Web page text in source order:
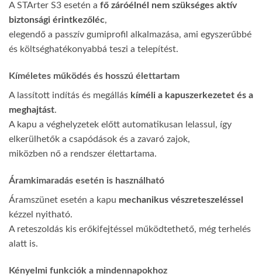
A STArter S3 esetén a fő záróélnél nem szükséges aktív
biztonsági érintkezőléc,
elegendő a passzív gumiprofil alkalmazása, ami egyszerűbbé
és költséghatékonyabbá teszi a telepítést.
Kíméletes működés és hosszú élettartam
A lassított indítás és megállás kíméli a kapuszerkezetet és a
meghajtást.
A kapu a véghelyzetek előtt automatikusan lelassul, így
elkerülhetők a csapódások és a zavaró zajok,
miközben nő a rendszer élettartama.
Áramkimaradás esetén is használható
Áramszünet esetén a kapu mechanikus vészreteszeléssel
kézzel nyitható.
A reteszoldás kis erőkifejtéssel működtethető, még terhelés
alatt is.
Kényelmi funkciók a mindennapokhoz